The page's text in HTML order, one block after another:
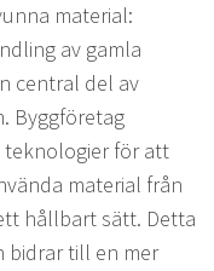
material:
av gamla
central del av
Byggföretag
teknologier för att
material från
hållbart sätt. Detta
bidrar till en mer